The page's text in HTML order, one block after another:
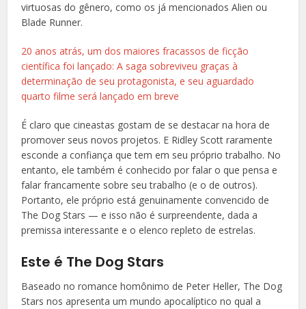
virtuosas do gênero, como os já mencionados Alien ou
Blade Runner.
20 anos atrás, um dos maiores fracassos de ficção
científica foi lançado: A saga sobreviveu graças à
determinação de seu protagonista, e seu aguardado
quarto filme será lançado em breve
É claro que cineastas gostam de se destacar na hora de
promover seus novos projetos. E Ridley Scott raramente
esconde a confiança que tem em seu próprio trabalho. No
entanto, ele também é conhecido por falar o que pensa e
falar francamente sobre seu trabalho (e o de outros).
Portanto, ele próprio está genuinamente convencido de
The Dog Stars — e isso não é surpreendente, dada a
premissa interessante e o elenco repleto de estrelas.
Este é The Dog Stars
Baseado no romance homônimo de Peter Heller, The Dog
Stars nos apresenta um mundo apocalíptico no qual a